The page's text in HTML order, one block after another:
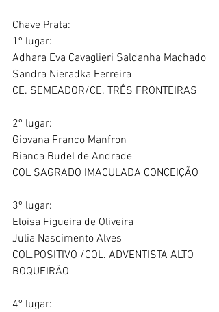
Chave Prata:
1º lugar:
Adhara Eva Cavaglieri Saldanha Machado
Sandra Nieradka Ferreira
CE. SEMEADOR/CE. TRÊS FRONTEIRAS
2º lugar:
Giovana Franco Manfron
Bianca Budel de Andrade
COL SAGRADO IMACULADA CONCEIÇÃO
3º lugar:
Eloisa Figueira de Oliveira
Julia Nascimento Alves
COL.POSITIVO /COL. ADVENTISTA ALTO
BOQUEIRÃO
4º lugar: